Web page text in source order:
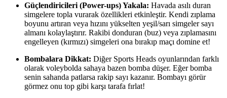
Güçlendiricileri (Power-ups) Yakala: Havada asılı duran
simgelere topla vurarak özellikleri etkinleştir. Kendi zıplama
boyunu artıran veya hızını yükselten yeşil/sarı simgeler sayı
almanı kolaylaştırır. Rakibi donduran (buz) veya zıplamasını
engelleyen (kırmızı) simgeleri ona bırakıp maçı domine et!
Bombalara Dikkat: Diğer Sports Heads oyunlarından farklı
olarak voleybolda sahaya bazen bomba düşer. Eğer bomba
senin sahanda patlarsa rakip sayı kazanır. Bombayı görür
görmez onu top gibi karşı tarafa fırlat!